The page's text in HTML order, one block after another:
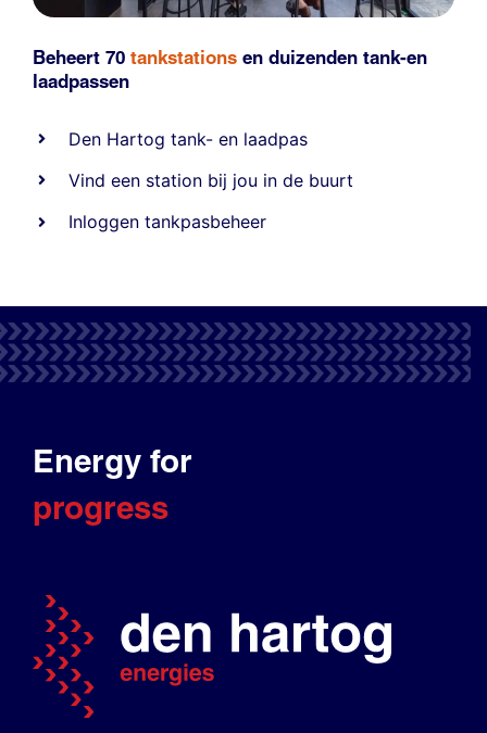
Beheert 70 tankstations en duizenden tank-en
laadpassen
Den Hartog tank- en laadpas
Vind een station bij jou in de buurt
Inloggen tankpasbeheer
Energy for
progress